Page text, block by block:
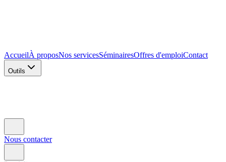
AccueilÀ proposNos servicesSéminairesOffres d'emploiContact
Outils
Nous contacter